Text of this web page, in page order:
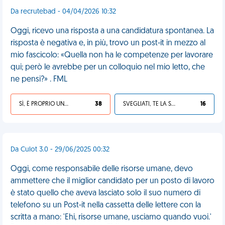
Da recrutebad - 04/04/2026 10:32
Oggi, ricevo una risposta a una candidatura spontanea. La
risposta è negativa e, in più, trovo un post-it in mezzo al
mio fascicolo: «Quella non ha le competenze per lavorare
qui; però le avrebbe per un colloquio nel mio letto, che
ne pensi?» . FML
SÌ, È PROPRIO UNA VDM! 38 SVEGLIATI, TE LA SEI CERCATA! 16
Da Culot 3.0 - 29/06/2025 00:32
Oggi, come responsabile delle risorse umane, devo
ammettere che il miglior candidato per un posto di lavoro
è stato quello che aveva lasciato solo il suo numero di
telefono su un Post-it nella cassetta delle lettere con la
scritta a mano: 'Ehi, risorse umane, usciamo quando vuoi.'